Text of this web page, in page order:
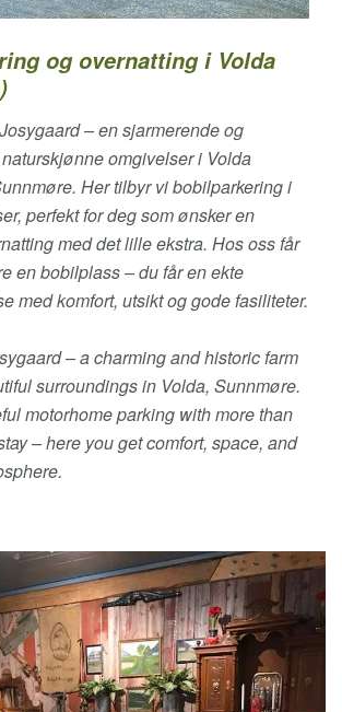
og overnatting i Volda
– en sjarmerende og
omgivelser i Volda
Her tilbyr vi bobilparkering i
perfekt for deg som ønsker en
med det lille ekstra. Hos oss får
en bobilplass – du får en ekte
med komfort, utsikt og gode fasiliteter.
– a charming and historic farm
surroundings in Volda, Sunnmøre.
motorhome parking with more than
– here you get comfort, space, and